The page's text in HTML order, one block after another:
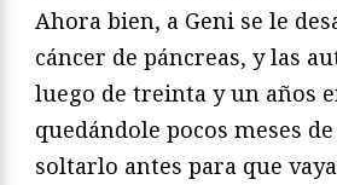
Ahora bien, a Geni se le
cáncer de páncreas, y las
luego de treinta y un años
quedándole pocos meses
soltarlo antes para que